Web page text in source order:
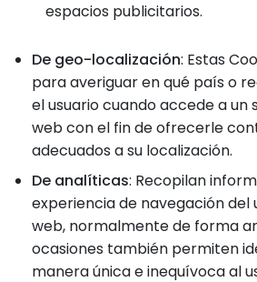
espacios publicitarios.
De geo-localización: Estas
para averiguar en qué país o
el usuario cuando accede a un
web con el fin de ofrecerle
adecuados a su localización.
De analíticas: Recopilan
experiencia de navegación del
web, normalmente de forma
ocasiones también permiten
manera única e inequívoca al